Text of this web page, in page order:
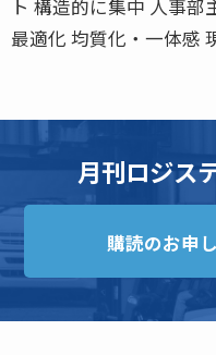
ト 構造的に集中 人事
最適化 均質化・一体感
月刊ロジス
購読のお申